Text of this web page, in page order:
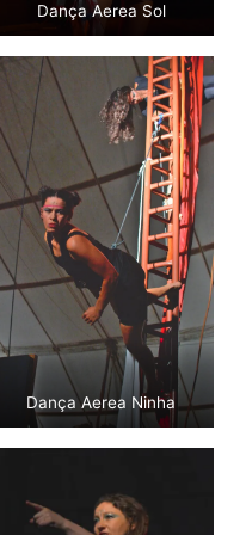
Dança Aerea Sol
Dança Aerea Ninha